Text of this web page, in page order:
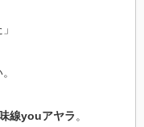
線youアヤラ。